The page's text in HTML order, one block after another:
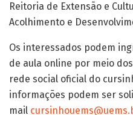
Reitoria de Extensão e
Acolhimento e
Os interessados podem
de aula online por meio
rede social oficial do
informações podem ser
mail